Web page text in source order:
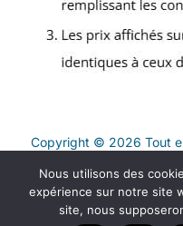
Copyright © 2026 Tout
Politique
Nous utilisons des
expérience sur notre site
site, nous